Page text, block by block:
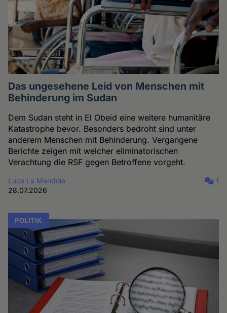
Das ungesehene Leid von Menschen mit
Behinderung im Sudan
Dem Sudan steht in El Obeid eine weitere humanitäre
Katastrophe bevor. Besonders bedroht sind unter
anderem Menschen mit Behinderung. Vergangene
Berichte zeigen mit welcher eliminatorischen
Verachtung die RSF gegen Betroffene vorgeht.
Luca La Mendola
28.07.2026
1
POLITIK